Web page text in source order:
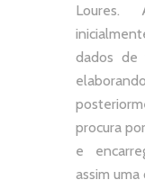
Loures.
dados de
procura
e
assim